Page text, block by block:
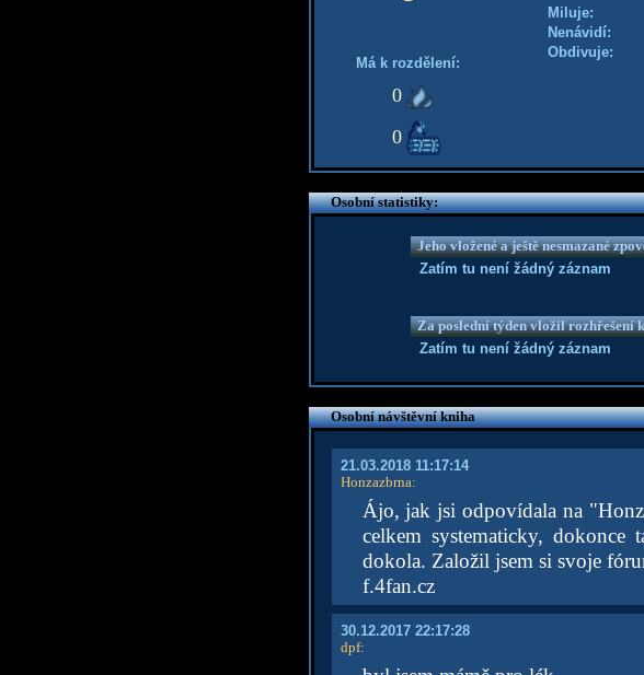
Má k rozdělení:
0
0
Miluje:
Nenávidí:
Obdivuje:
Osobní statistiky:
Jeho vložené a ještě nesmazané
Zatím tu není žádný záznam
Za poslední týden vložil rozhřešení
Zatím tu není žádný záznam
Osobní návštěvní kniha
21.03.2018 11:17:14
Honzazbrna:
Ájo, jak jsi odpovídala na
celkem systematicky,
dokola. Založil jsem si svoje
f.4fan.cz
30.12.2017 22:17:28
dpf: